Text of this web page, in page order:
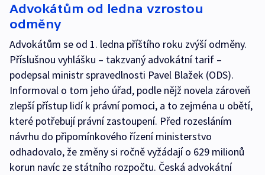
Advokátům od ledna vzrostou
odměny
Advokátům se od 1. ledna příštího roku zvýší odměny.
Příslušnou vyhlášku – takzvaný advokátní tarif –
podepsal ministr spravedlnosti Pavel Blažek (ODS).
Informoval o tom jeho úřad, podle nějž novela zároveň
zlepší přístup lidí k právní pomoci, a to zejména u obětí,
které potřebují právní zastoupení. Před rozesláním
návrhu do připomínkového řízení ministerstvo
odhadovalo, že změny si ročně vyžádají o 629 milionů
korun navíc ze státního rozpočtu. Česká advokátní